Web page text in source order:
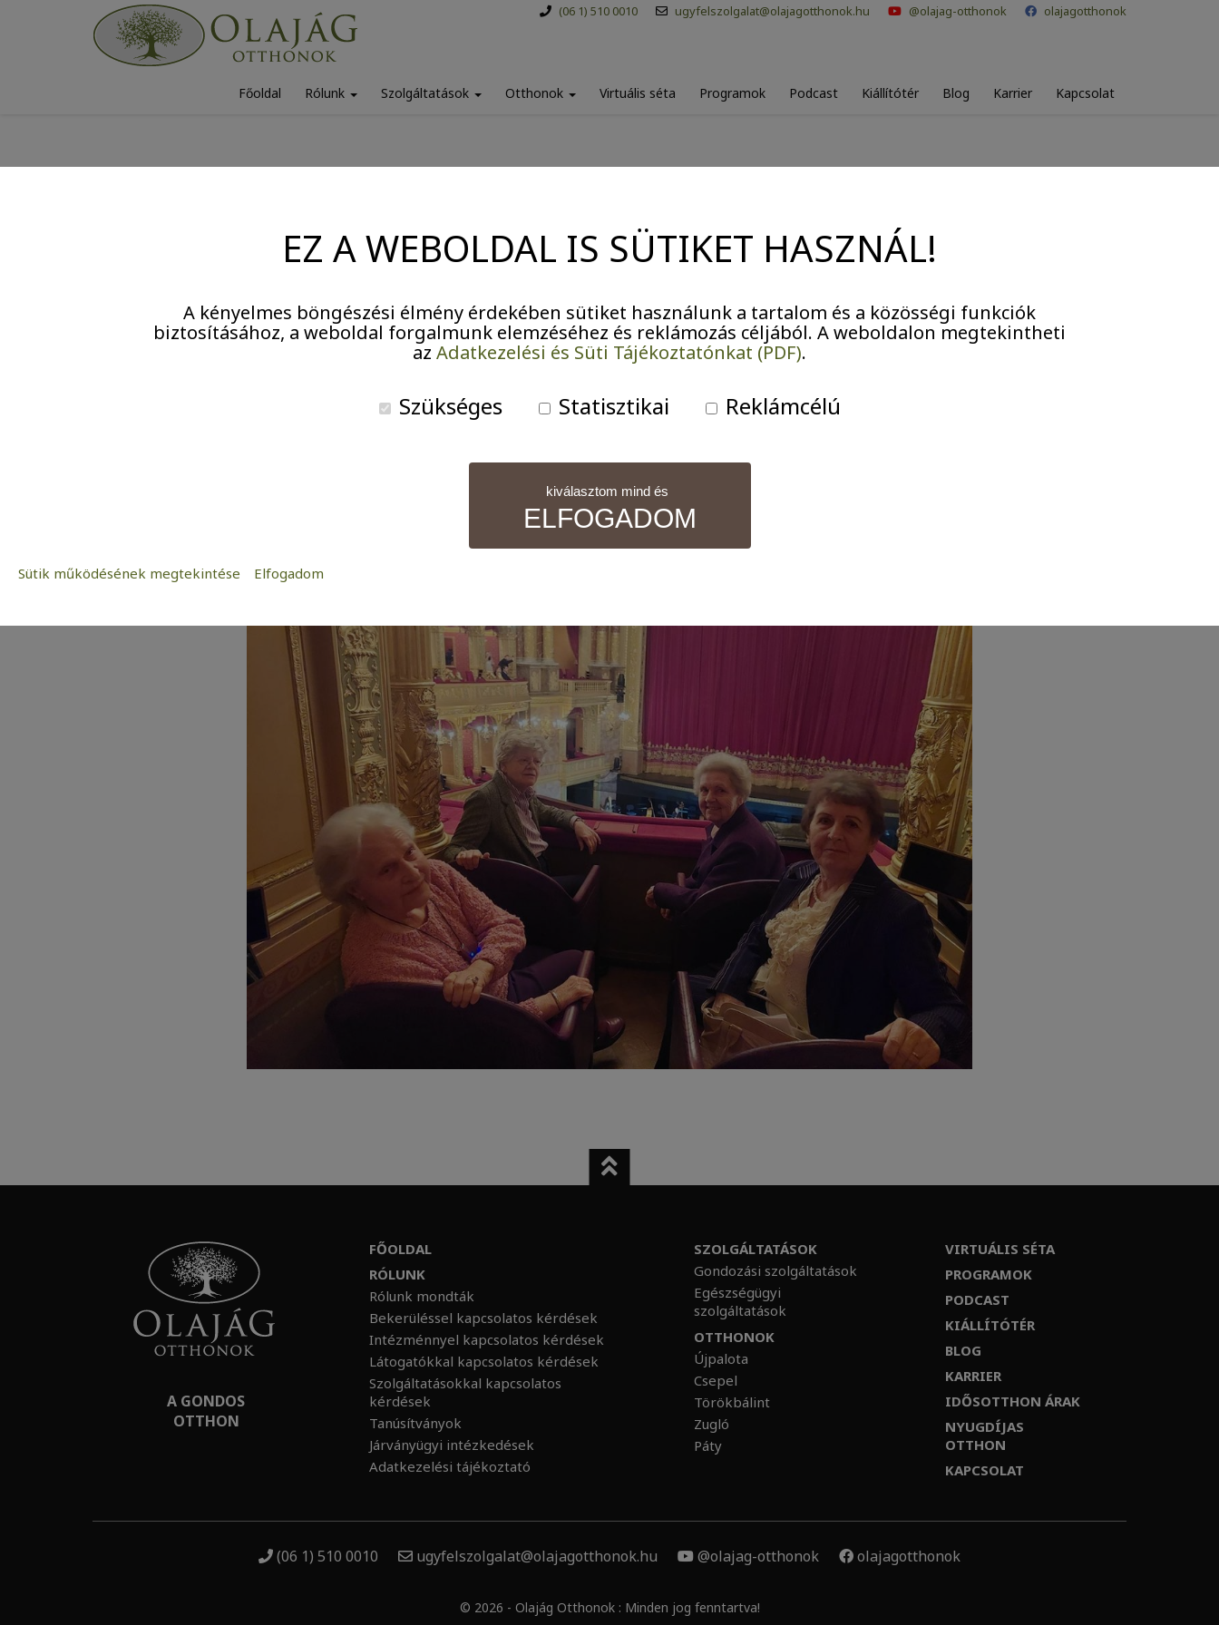
(06 1) 510 0010 ugyfelszolgalat@olajagotthonok.hu @olajag-otthonok olajagotthonok
Főoldal Rólunk Szolgáltatások Otthonok Virtuális séta Programok Podcast Kiállítótér Blog Karrier Kapcsolat
2024. január 22.
Sisi és II. Erzsébet nyomdokaiban
keressék majd az Olajág Magazin következő számában! Köszönjük a
A GONDOS
OTTHON
FŐOLDAL
RÓLUNK
Rólunk mondták
Bekerüléssel kapcsolatos kérdések
Intézménnyel kapcsolatos kérdések
Látogatókkal kapcsolatos kérdések
Szolgáltatásokkal kapcsolatos
kérdések
Tanúsítványok
Járványügyi intézkedések
Adatkezelési tájékoztató
SZOLGÁLTATÁSOK
Gondozási szolgáltatások
Egészségügyi
szolgáltatások
OTTHONOK
Újpalota
Csepel
Törökbálint
Zugló
Páty
VIRTUÁLIS SÉTA
PROGRAMOK
PODCAST
KIÁLLÍTÓTÉR
BLOG
KARRIER
IDŐSOTTHON ÁRAK
NYUGDÍJAS
OTTHON
KAPCSOLAT
(06 1) 510 0010 ugyfelszolgalat@olajagotthonok.hu @olajag-otthonok olajagotthonok
© 2026 - Olajág Otthonok : Minden jog fenntartva!
EZ A WEBOLDAL IS SÜTIKET HASZNÁL!
A kényelmes böngészési élmény érdekében sütiket használunk a tartalom és a közösségi funkciók
biztosításához, a weboldal forgalmunk elemzéséhez és reklámozás céljából. A weboldalon megtekintheti
az Adatkezelési és Süti Tájékoztatónkat (PDF).
Szükséges Statisztikai Reklámcélú
kiválasztom mind és
ELFOGADOM
A weboldal statisztikáinak elemzésével tudjuk weboldalunkat hatékonyabbá tenni, hogy a lehető legmagasabb felhasználói élményt nyújtsuk
kedves látogatóinknak. Ezért gyűjtünk statisztikai adatokat a Google Analytics segítségével, amely kizárólag az IP címeket tárolja a személyes
Azért települnek ezek a sütik, hogy a felhasználót számára egyedi, releváns, érdeklődési körébe tartozó reklámajánlatokkal tudjuk
Sütik működésének megtekintése Elfogadom